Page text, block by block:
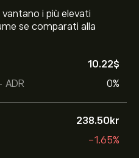
i più elevati
se comparati alla
ADR
10.22‎$‎
0%
238.50‎kr‎
-1.65%